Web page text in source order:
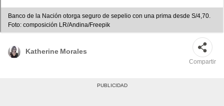
Banco de la Nación otorga seguro de sepelio con una prima desde S/4,70.
Foto: composición LR/Andina/Freepik
Katherine Morales
Compartir